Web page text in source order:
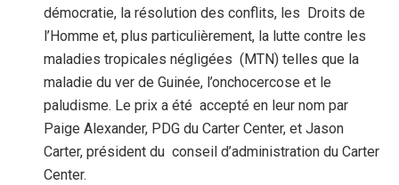
démocratie, la résolution des conflits, les Droits de
l’Homme et, plus particulièrement, la lutte contre les
maladies tropicales négligées (MTN) telles que la
maladie du ver de Guinée, l’onchocercose et le
paludisme. Le prix a été accepté en leur nom par
Paige Alexander, PDG du Carter Center, et Jason
Carter, président du conseil d’administration du Carter
Center.